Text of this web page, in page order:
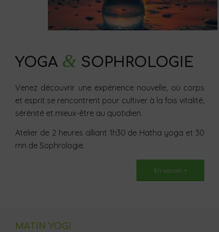
YOGA & SOPHROLOGIE
Venez découvrir une expérience nouvelle, où corps
et esprit se rencontrent pour cultiver à la fois vitalité,
sérénité et mieux-être au quotidien.
Atelier de 2 heures alliant 1h30 de Hatha yoga et 30
mn de Sophrologie.
En savoir +
MATIN YOGI